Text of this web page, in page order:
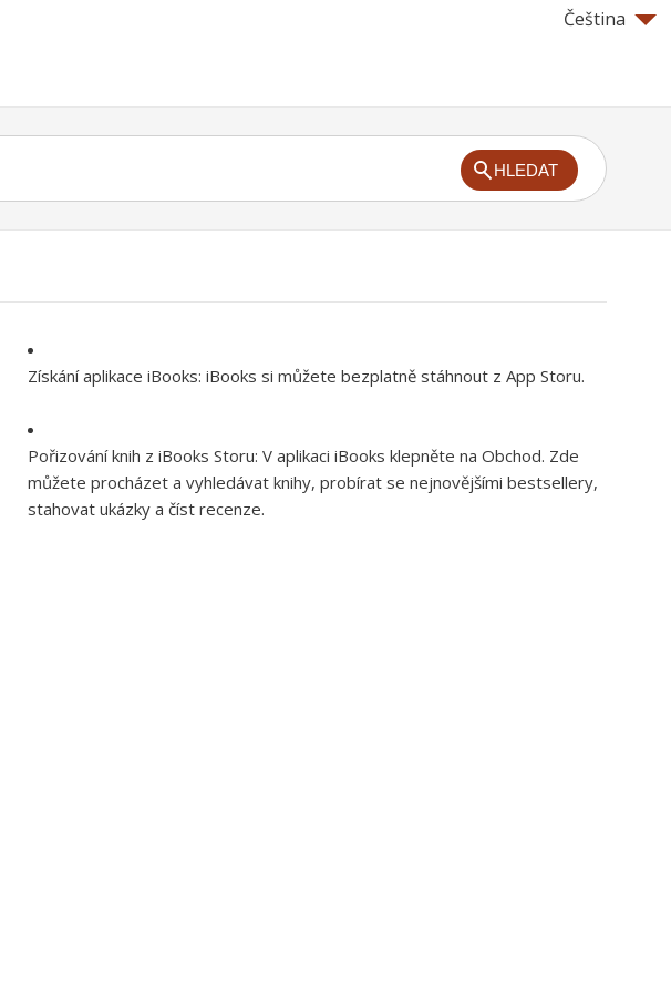
Čeština
HLEDAT
Získání aplikace iBooks: iBooks si můžete bezplatně stáhnout z App Storu.
Pořizování knih z iBooks Storu: V aplikaci iBooks klepněte na Obchod. Zde
můžete procházet a vyhledávat knihy, probírat se nejnovějšími bestsellery,
stahovat ukázky a číst recenze.